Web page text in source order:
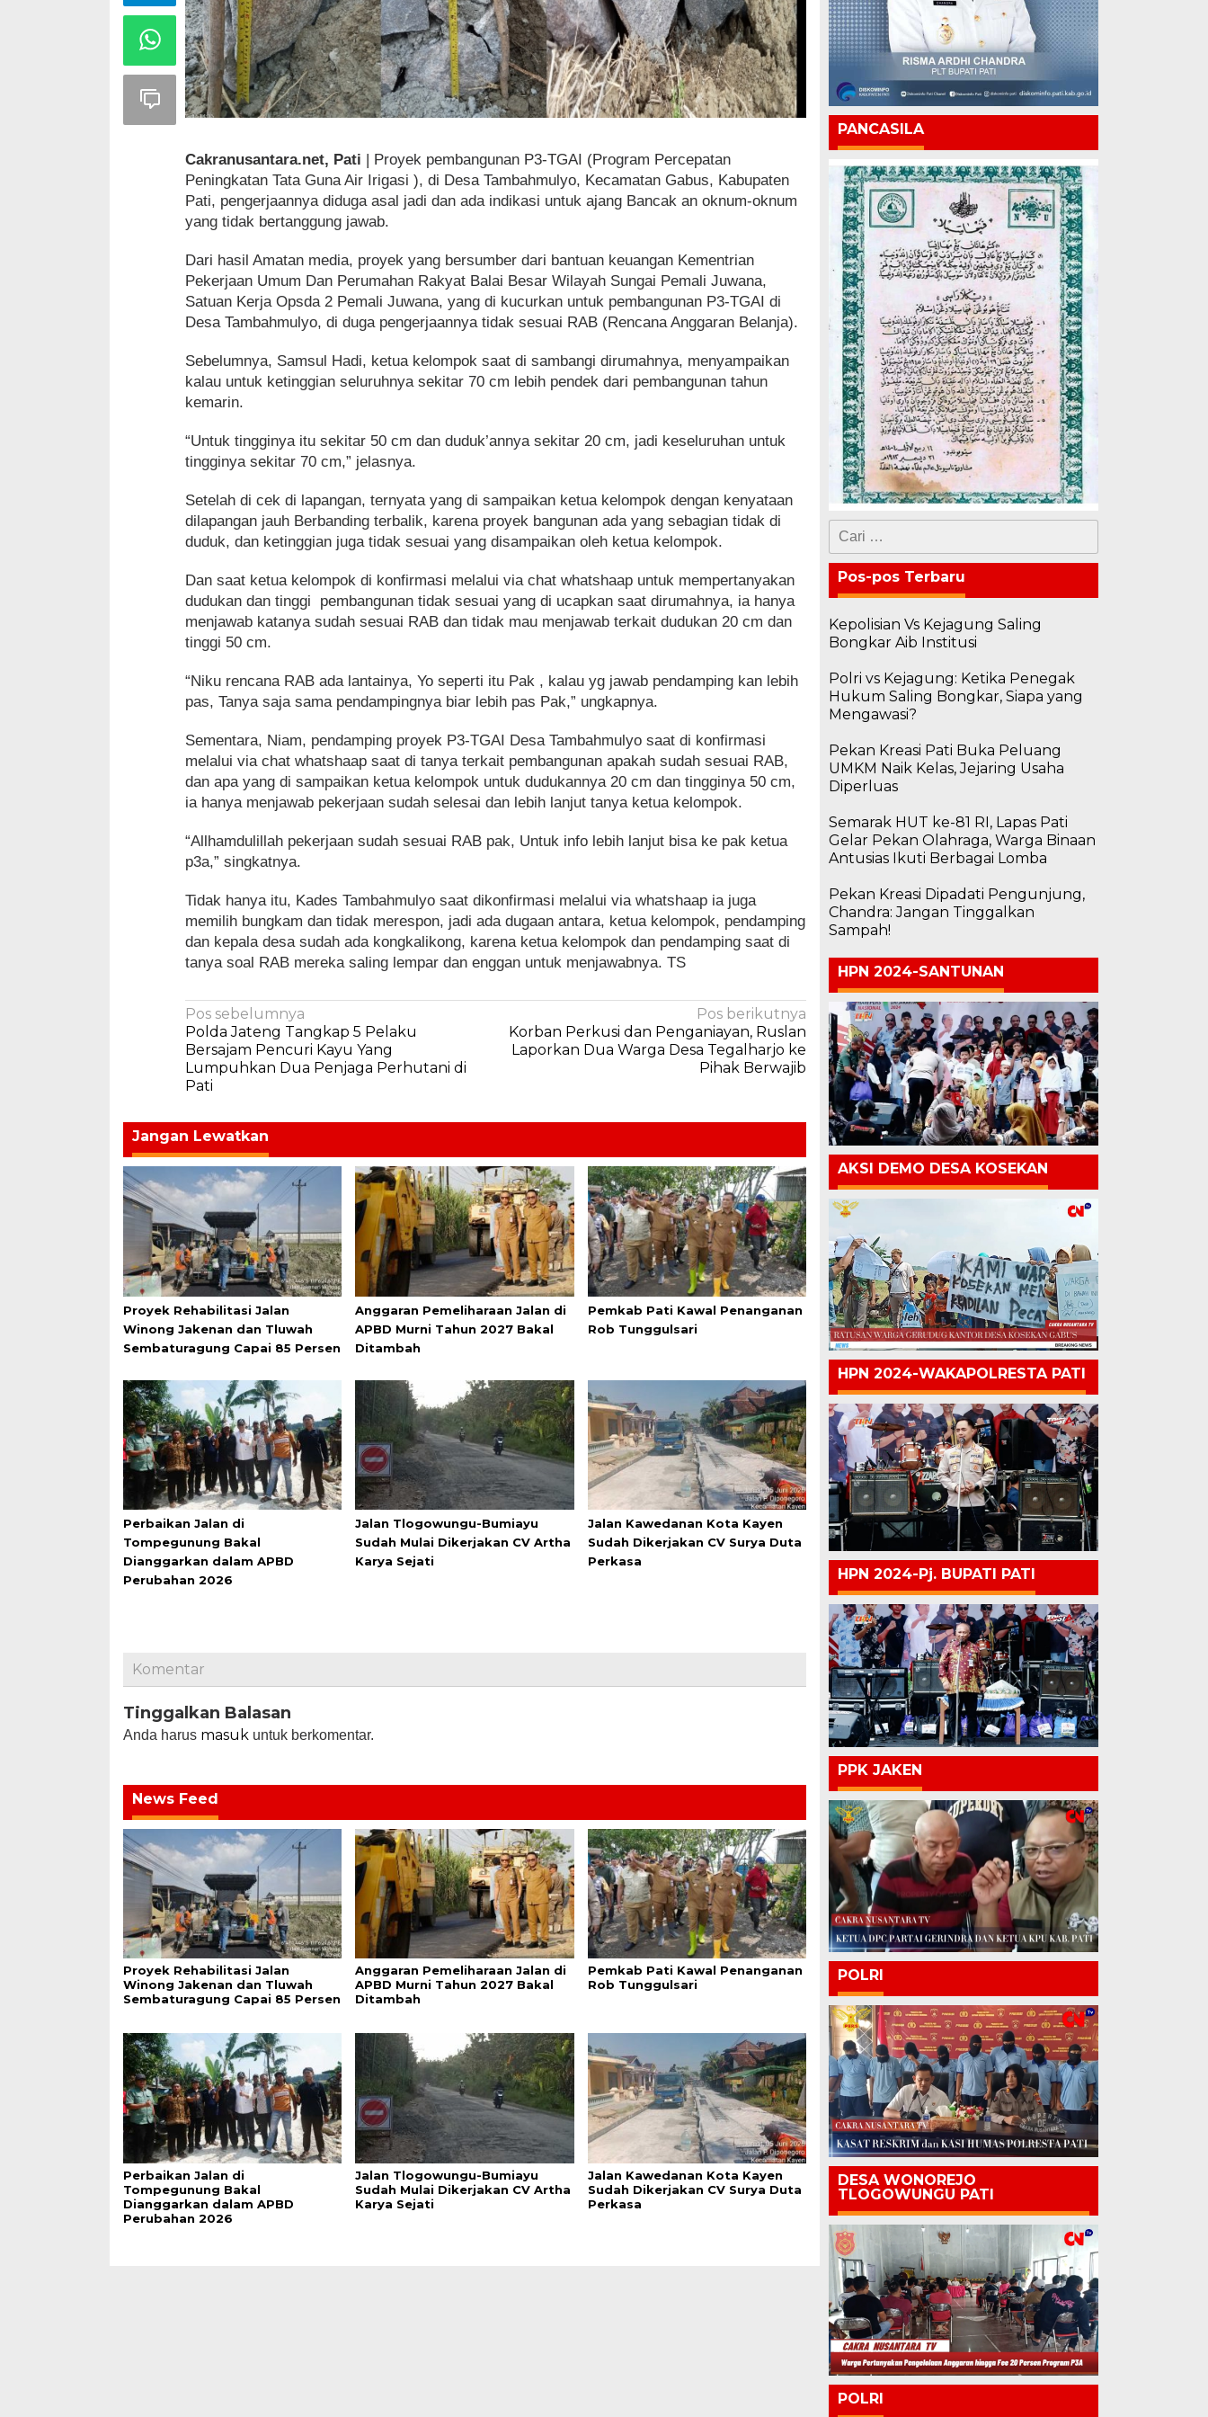
Cakranusantara.net, Pati | Proyek pembangunan P3-TGAI (Program Percepatan
Peningkatan Tata Guna Air Irigasi ), di Desa Tambahmulyo, Kecamatan Gabus, Kabupaten
Pati, pengerjaannya diduga asal jadi dan ada indikasi untuk ajang Bancak an oknum-oknum
yang tidak bertanggung jawab.
Dari hasil Amatan media, proyek yang bersumber dari bantuan keuangan Kementrian
Pekerjaan Umum Dan Perumahan Rakyat Balai Besar Wilayah Sungai Pemali Juwana,
Satuan Kerja Opsda 2 Pemali Juwana, yang di kucurkan untuk pembangunan P3-TGAI di
Desa Tambahmulyo, di duga pengerjaannya tidak sesuai RAB (Rencana Anggaran Belanja).
Sebelumnya, Samsul Hadi, ketua kelompok saat di sambangi dirumahnya, menyampaikan
kalau untuk ketinggian seluruhnya sekitar 70 cm lebih pendek dari pembangunan tahun
kemarin.
“Untuk tingginya itu sekitar 50 cm dan duduk’annya sekitar 20 cm, jadi keseluruhan untuk
tingginya sekitar 70 cm,” jelasnya.
Setelah di cek di lapangan, ternyata yang di sampaikan ketua kelompok dengan kenyataan
dilapangan jauh Berbanding terbalik, karena proyek bangunan ada yang sebagian tidak di
duduk, dan ketinggian juga tidak sesuai yang disampaikan oleh ketua kelompok.
Dan saat ketua kelompok di konfirmasi melalui via chat whatshaap untuk mempertanyakan
dudukan dan tinggi pembangunan tidak sesuai yang di ucapkan saat dirumahnya, ia hanya
menjawab katanya sudah sesuai RAB dan tidak mau menjawab terkait dudukan 20 cm dan
tinggi 50 cm.
“Niku rencana RAB ada lantainya, Yo seperti itu Pak , kalau yg jawab pendamping kan lebih
pas, Tanya saja sama pendampingnya biar lebih pas Pak,” ungkapnya.
Sementara, Niam, pendamping proyek P3-TGAI Desa Tambahmulyo saat di konfirmasi
melalui via chat whatshaap saat di tanya terkait pembangunan apakah sudah sesuai RAB,
dan apa yang di sampaikan ketua kelompok untuk dudukannya 20 cm dan tingginya 50 cm,
ia hanya menjawab pekerjaan sudah selesai dan lebih lanjut tanya ketua kelompok.
“Allhamdulillah pekerjaan sudah sesuai RAB pak, Untuk info lebih lanjut bisa ke pak ketua
p3a,” singkatnya.
Tidak hanya itu, Kades Tambahmulyo saat dikonfirmasi melalui via whatshaap ia juga
memilih bungkam dan tidak merespon, jadi ada dugaan antara, ketua kelompok, pendamping
dan kepala desa sudah ada kongkalikong, karena ketua kelompok dan pendamping saat di
tanya soal RAB mereka saling lempar dan enggan untuk menjawabnya. TS
Navigasi
pos
Pos sebelumnya
Polda Jateng Tangkap 5 Pelaku
Bersajam Pencuri Kayu Yang
Lumpuhkan Dua Penjaga Perhutani di
Pati
Pos berikutnya
Korban Perkusi dan Penganiayan, Ruslan
Laporkan Dua Warga Desa Tegalharjo ke
Pihak Berwajib
Jangan Lewatkan
Proyek Rehabilitasi Jalan
Winong Jakenan dan Tluwah
Sembaturagung Capai 85 Persen
Anggaran Pemeliharaan Jalan di
APBD Murni Tahun 2027 Bakal
Ditambah
Pemkab Pati Kawal Penanganan
Rob Tunggulsari
Perbaikan Jalan di
Tompegunung Bakal
Dianggarkan dalam APBD
Perubahan 2026
Jalan Tlogowungu-Bumiayu
Sudah Mulai Dikerjakan CV Artha
Karya Sejati
Jalan Kawedanan Kota Kayen
Sudah Dikerjakan CV Surya Duta
Perkasa
Komentar
Tinggalkan Balasan
Anda harus masuk untuk berkomentar.
News Feed
Proyek Rehabilitasi Jalan
Winong Jakenan dan Tluwah
Sembaturagung Capai 85 Persen
Anggaran Pemeliharaan Jalan di
APBD Murni Tahun 2027 Bakal
Ditambah
Pemkab Pati Kawal Penanganan
Rob Tunggulsari
Perbaikan Jalan di
Tompegunung Bakal
Dianggarkan dalam APBD
Perubahan 2026
Jalan Tlogowungu-Bumiayu
Sudah Mulai Dikerjakan CV Artha
Karya Sejati
Jalan Kawedanan Kota Kayen
Sudah Dikerjakan CV Surya Duta
Perkasa
PANCASILA
Cari
untuk:
Pos-pos Terbaru
Kepolisian Vs Kejagung Saling
Bongkar Aib Institusi
Polri vs Kejagung: Ketika Penegak
Hukum Saling Bongkar, Siapa yang
Mengawasi?
Pekan Kreasi Pati Buka Peluang
UMKM Naik Kelas, Jejaring Usaha
Diperluas
Semarak HUT ke-81 RI, Lapas Pati
Gelar Pekan Olahraga, Warga Binaan
Antusias Ikuti Berbagai Lomba
Pekan Kreasi Dipadati Pengunjung,
Chandra: Jangan Tinggalkan
Sampah!
HPN 2024-SANTUNAN
AKSI DEMO DESA KOSEKAN
HPN 2024-WAKAPOLRESTA PATI
HPN 2024-Pj. BUPATI PATI
PPK JAKEN
POLRI
DESA WONOREJO
TLOGOWUNGU PATI
POLRI